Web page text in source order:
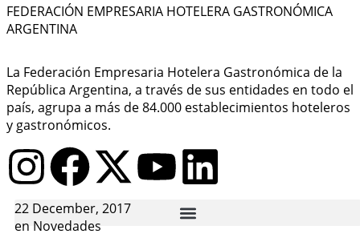
FEDERACIÓN EMPRESARIA HOTELERA GASTRONÓMICA
ARGENTINA
La Federación Empresaria Hotelera Gastronómica de la
República Argentina, a través de sus entidades en todo el
país, agrupa a más de 84.000 establecimientos hoteleros
y gastronómicos.
22 December, 2017
en Novedades